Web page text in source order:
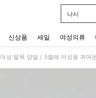
나시
신상품 세일 여성의류
여성 발목 양말 / 5켤레 여성용 귀여